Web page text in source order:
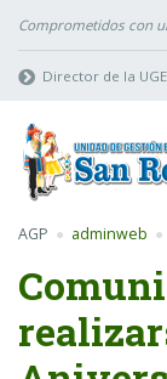
Comprometidos con
Director de la
AGP adminweb